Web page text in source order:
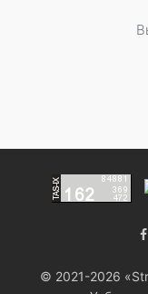
© 2021-2026